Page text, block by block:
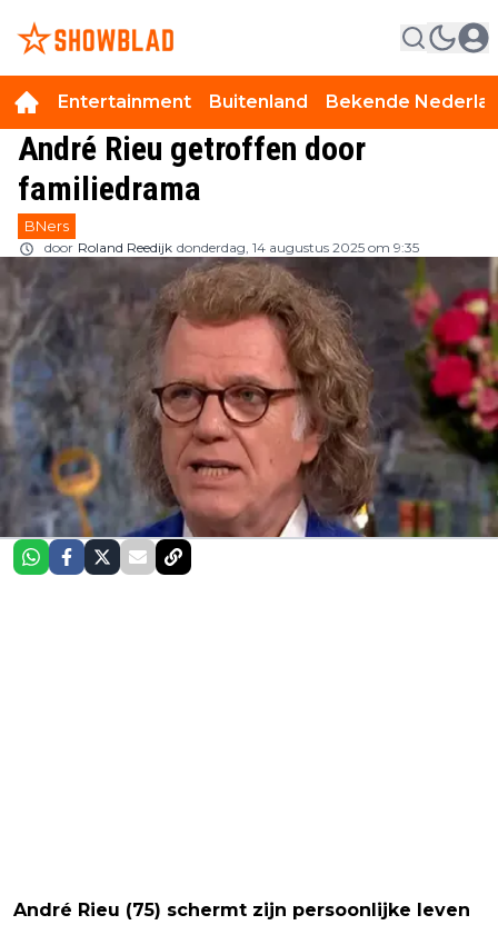
Entertainment Buitenland Bekende
André Rieu getroffen door
familiedrama
BNers
door Roland Reedijk donderdag, 14 augustus 2025 om 9:35
André Rieu (75) schermt zijn persoonlijke leven